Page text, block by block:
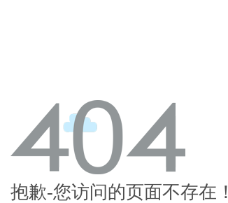
抱歉-您访问的页面不存在！